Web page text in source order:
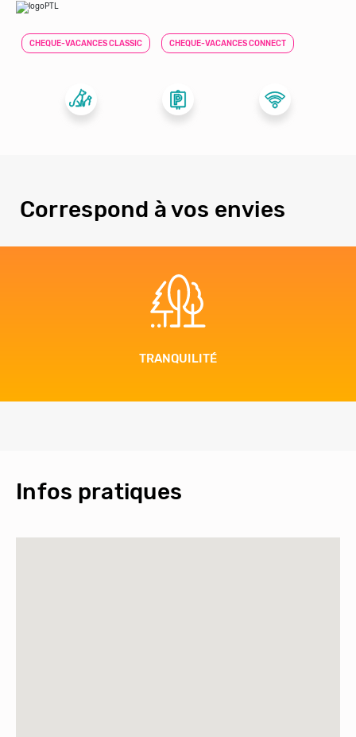
CHEQUE-VACANCES CLASSIC CHEQUE-VACANCES CONNECT
Correspond à vos envies
TRANQUILITÉ
Infos pratiques